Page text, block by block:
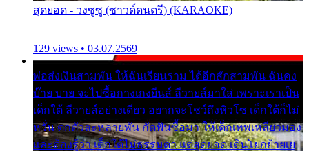
สุดยอด - วงซูซู (ซาวด์ดนตรี) (KARAOKE)
129 views • 03.07.2569
พ่อส่งเงินสามพัน ให้ฉันเรียนราม ได้อีกสักสามพัน ฉันคง
บ๊าย บาย จะไปซื้อกางเกงยีนส์ ลีวายส์มาใส่ เพราะเราเป็น
เด็กใต้ ลีวายส์อย่างเดียว อยากจะโชว์ถึงหิวโซ เด็กใต้ก็ไม่
หวั่น ตกตัวละหลายพัน กัดฟันซื้อมา ให้เด็กเทพเหลียวมอง
และต้องรู้ว่า เด็กใต้ไม่ธรรมดา แต่สุดยอด เดินโยกย้ายเย